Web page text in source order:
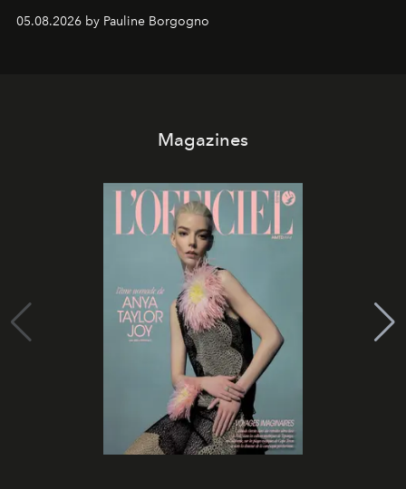
05.08.2026 by Pauline Borgogno
Magazines